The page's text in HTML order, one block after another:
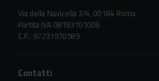
Via della Navicella 2/4, 00184 Roma
Partita IVA 08183101008
C.F.: 97231970589
Contatti